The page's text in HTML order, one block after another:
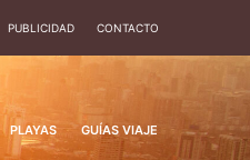
PUBLICIDAD CONTACTO
PLAYAS GUÍAS VIAJE